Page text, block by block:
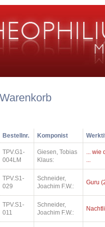
Warenkorb
Bestellnr. Komponist
TPV.G1-
004LM
Giesen, Tobias
Klaus:
... wie
...
TPV.S1-
029
Schneider,
Joachim F.W.:
Guru
TPV.S1-
011
Schneider,
Joachim F.W.: